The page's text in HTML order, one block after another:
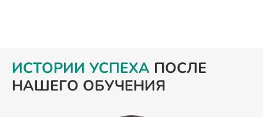
ИСТОРИИ УСПЕХА ПОСЛЕ
НАШЕГО ОБУЧЕНИЯ